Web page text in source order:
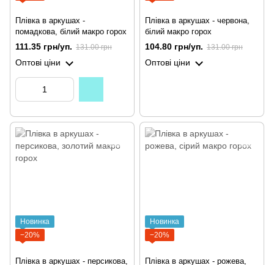
Плівка в аркушах -
помадкова, білий макро горох
111.35 грн/уп. 131.00 грн
Оптові ціни
Плівка в аркушах - червона,
білий макро горох
104.80 грн/уп. 131.00 грн
Оптові ціни
Новинка
−20%
Плівка в аркушах - персикова,
Новинка
−20%
Плівка в аркушах - рожева,